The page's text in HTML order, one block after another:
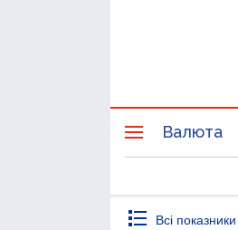
Валюта
Всі показники